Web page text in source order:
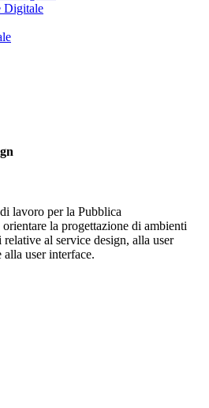
Digitale
lavoro per la Pubblica
la progettazione di ambienti
al service design, alla user
alla user interface.